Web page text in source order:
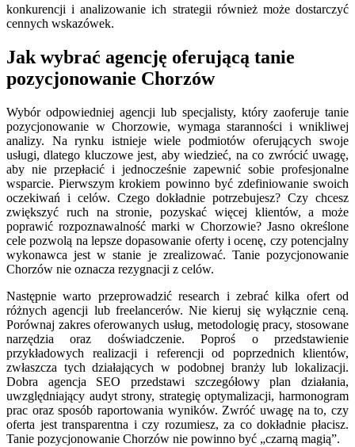
konkurencji i analizowanie ich strategii również może dostarczyć
cennych wskazówek.
Jak wybrać agencję oferującą tanie
pozycjonowanie Chorzów
Wybór odpowiedniej agencji lub specjalisty, który zaoferuje tanie
pozycjonowanie w Chorzowie, wymaga staranności i wnikliwej
analizy. Na rynku istnieje wiele podmiotów oferujących swoje
usługi, dlatego kluczowe jest, aby wiedzieć, na co zwrócić uwagę,
aby nie przepłacić i jednocześnie zapewnić sobie profesjonalne
wsparcie. Pierwszym krokiem powinno być zdefiniowanie swoich
oczekiwań i celów. Czego dokładnie potrzebujesz? Czy chcesz
zwiększyć ruch na stronie, pozyskać więcej klientów, a może
poprawić rozpoznawalność marki w Chorzowie? Jasno określone
cele pozwolą na lepsze dopasowanie oferty i ocenę, czy potencjalny
wykonawca jest w stanie je zrealizować. Tanie pozycjonowanie
Chorzów nie oznacza rezygnacji z celów.
Następnie warto przeprowadzić research i zebrać kilka ofert od
różnych agencji lub freelancerów. Nie kieruj się wyłącznie ceną.
Porównaj zakres oferowanych usług, metodologię pracy, stosowane
narzędzia oraz doświadczenie. Poproś o przedstawienie
przykładowych realizacji i referencji od poprzednich klientów,
zwłaszcza tych działających w podobnej branży lub lokalizacji.
Dobra agencja SEO przedstawi szczegółowy plan działania,
uwzględniający audyt strony, strategię optymalizacji, harmonogram
prac oraz sposób raportowania wyników. Zwróć uwagę na to, czy
oferta jest transparentna i czy rozumiesz, za co dokładnie płacisz.
Tanie pozycjonowanie Chorzów nie powinno być „czarną magią”.